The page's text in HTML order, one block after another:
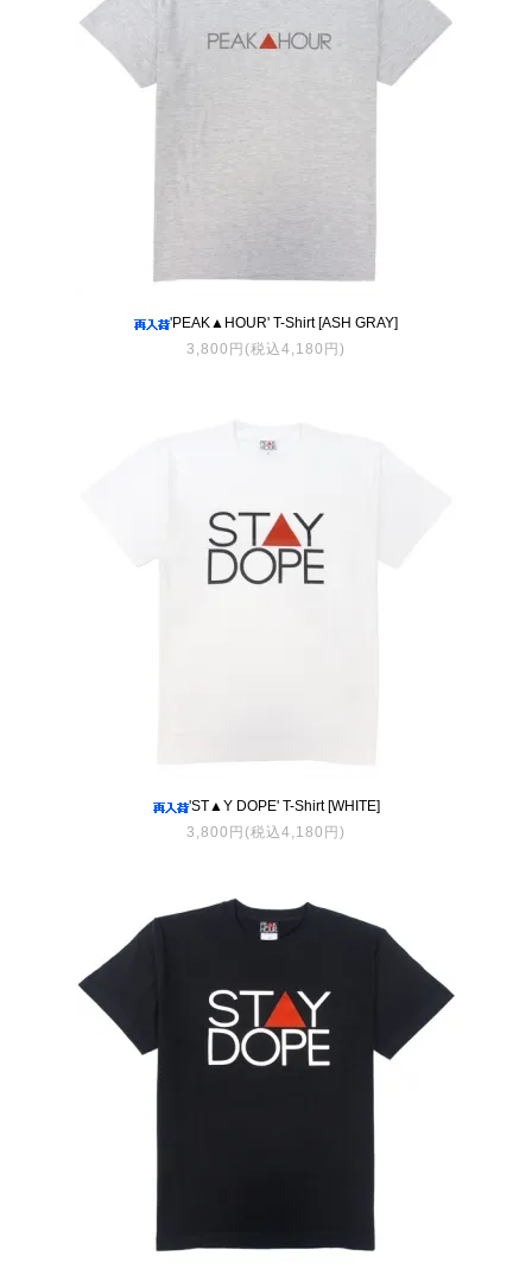
'PEAK▲HOUR' T-Shirt [ASH GRAY]
3,800円(税込4,180円)
'ST▲Y DOPE' T-Shirt [WHITE]
3,800円(税込4,180円)